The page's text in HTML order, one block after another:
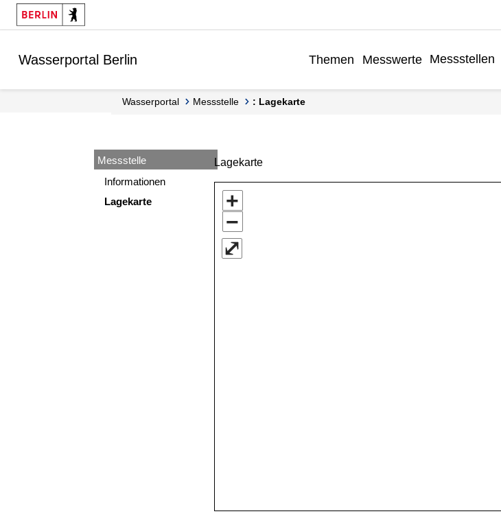
Springe zur Navigation
Springe zum Inhalt
Wasserportal Berlin Themen Messwerte Messstellen
Wasserportal Messstelle : Lagekarte
Messstelle
Informationen
Lagekarte
Lagekarte
+
−
⤢